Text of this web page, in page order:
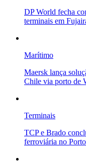
DP World fecha
terminais em
Marítimo
Maersk lança
Chile via porto de
Terminais
TCP e Brado
ferroviária no